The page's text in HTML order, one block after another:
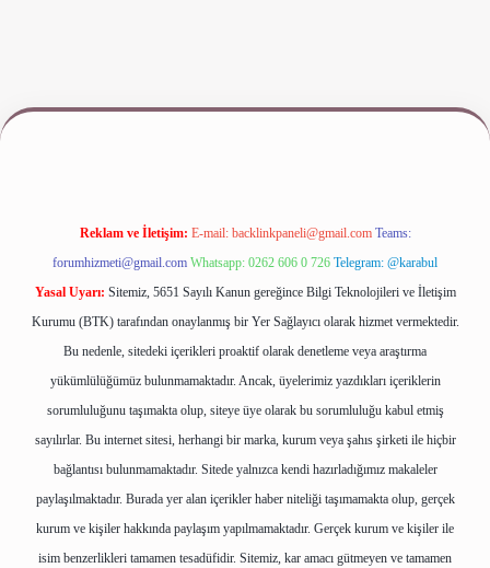
www.betexper.xyz/
Reklam ve İletişim: E-mail: backlinkpaneli@gmail.com Teams:
forumhizmeti@gmail.com Whatsapp: 0262 606 0 726 Telegram: @karabul
Yasal Uyarı: Sitemiz, 5651 Sayılı Kanun gereğince Bilgi Teknolojileri ve İletişim
Kurumu (BTK) tarafından onaylanmış bir Yer Sağlayıcı olarak hizmet vermektedir.
Bu nedenle, sitedeki içerikleri proaktif olarak denetleme veya araştırma
yükümlülüğümüz bulunmamaktadır. Ancak, üyelerimiz yazdıkları içeriklerin
sorumluluğunu taşımakta olup, siteye üye olarak bu sorumluluğu kabul etmiş
sayılırlar. Bu internet sitesi, herhangi bir marka, kurum veya şahıs şirketi ile hiçbir
bağlantısı bulunmamaktadır. Sitede yalnızca kendi hazırladığımız makaleler
paylaşılmaktadır. Burada yer alan içerikler haber niteliği taşımamakta olup, gerçek
kurum ve kişiler hakkında paylaşım yapılmamaktadır. Gerçek kurum ve kişiler ile
isim benzerlikleri tamamen tesadüfidir. Sitemiz, kar amacı gütmeyen ve tamamen